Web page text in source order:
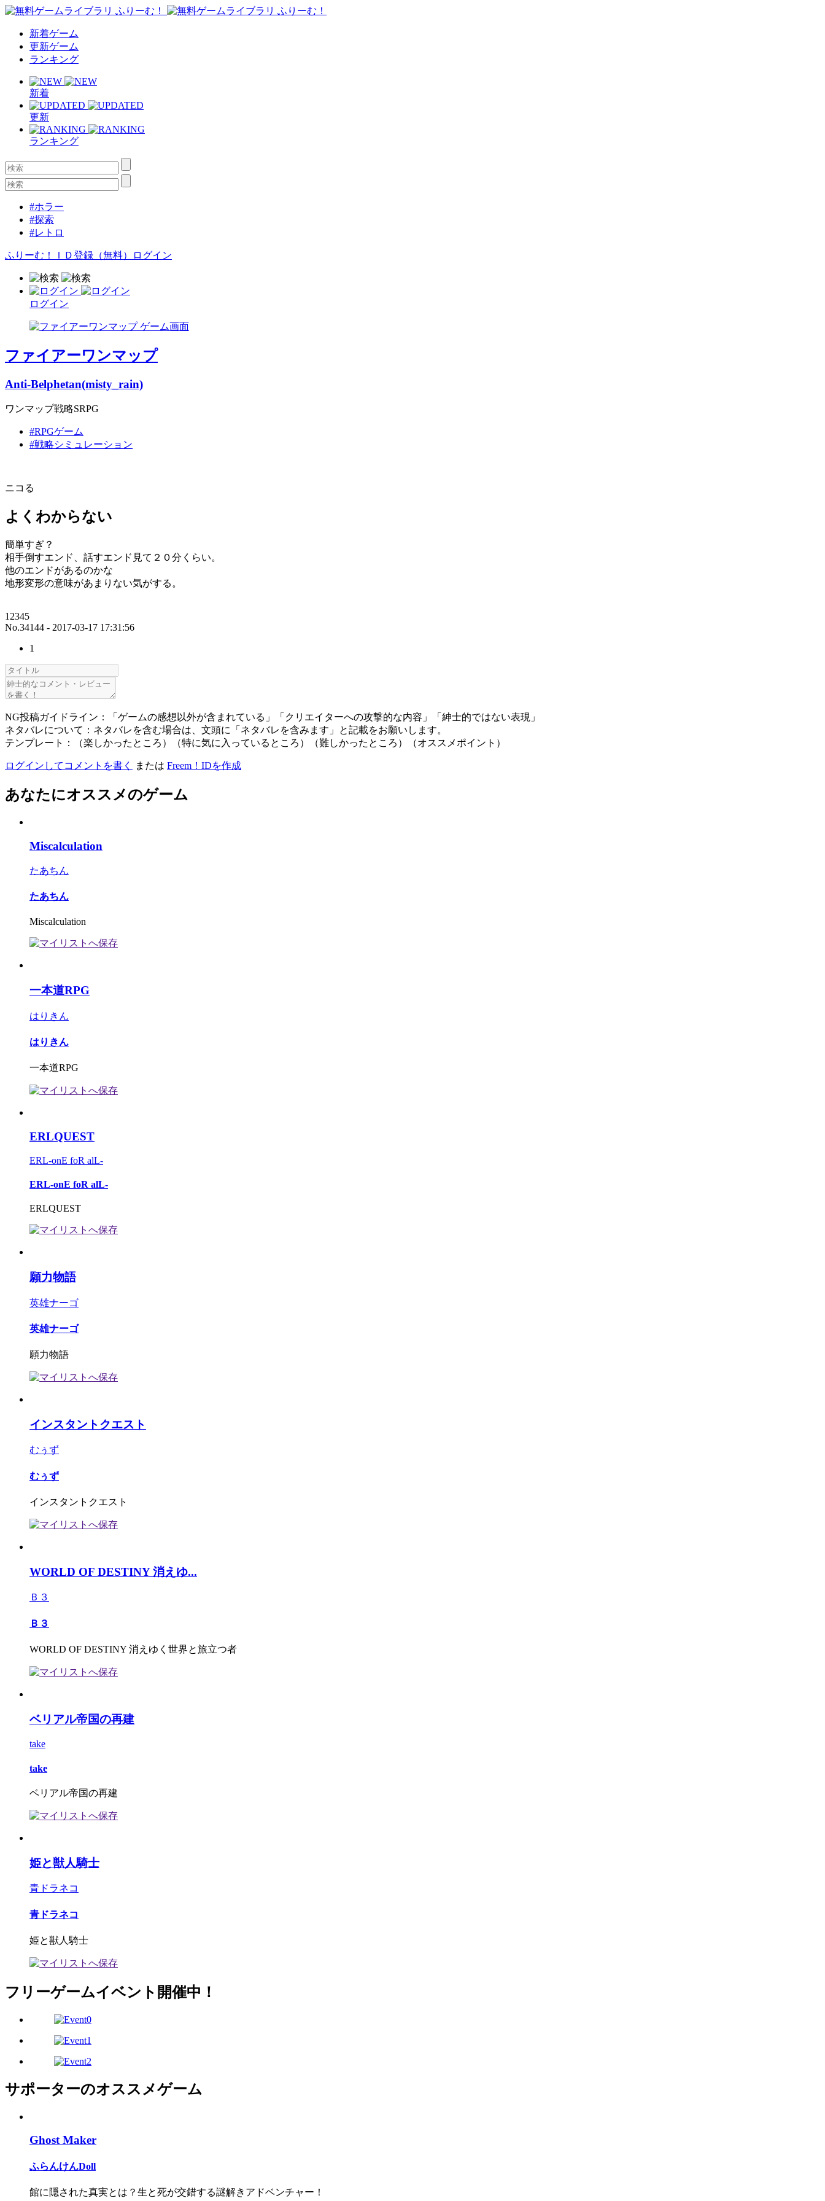
新着ゲーム
更新ゲーム
ランキング
新着
更新
ランキング
#ホラー
#探索
#レトロ
ふりーむ！ＩＤ登録（無料） ログイン
ログイン
ファイアーワンマップ
Anti-Belphetan(misty_rain)
ワンマップ戦略SRPG
#RPGゲーム
#戦略シミュレーション
ニコる
よくわからない
簡単すぎ？
相手倒すエンド、話すエンド見て２０分くらい。
他のエンドがあるのかな
地形変形の意味があまりない気がする。
12345
No.34144 - 2017-03-17 17:31:56
1
NG投稿ガイドライン：「ゲームの感想以外が含まれている」「クリエイターへの攻撃的な内容」「紳士的ではない表現」
ネタバレについて：ネタバレを含む場合は、文頭に「ネタバレを含みます」と記載をお願いします。
テンプレート：（楽しかったところ）（特に気に入っているところ）（難しかったところ）（オススメポイント）
ログインしてコメントを書く または Freem！IDを作成
あなたにオススメのゲーム
Miscalculation
たあちん
たあちん
Miscalculation
一本道RPG
はりきん
はりきん
一本道RPG
ERLQUEST
ERL-onE foR alL-
ERL-onE foR alL-
ERLQUEST
願力物語
英雄ナーゴ
英雄ナーゴ
願力物語
インスタントクエスト
むぅず
むぅず
インスタントクエスト
WORLD OF DESTINY 消えゆ...
Ｂ３
Ｂ３
WORLD OF DESTINY 消えゆく世界と旅立つ者
ベリアル帝国の再建
take
take
ベリアル帝国の再建
姫と獣人騎士
青ドラネコ
青ドラネコ
姫と獣人騎士
フリーゲームイベント開催中！
サポーターのオススメゲーム
Ghost Maker
ふらんけんDoll
館に隠された真実とは？生と死が交錯する謎解きアドベンチャー！